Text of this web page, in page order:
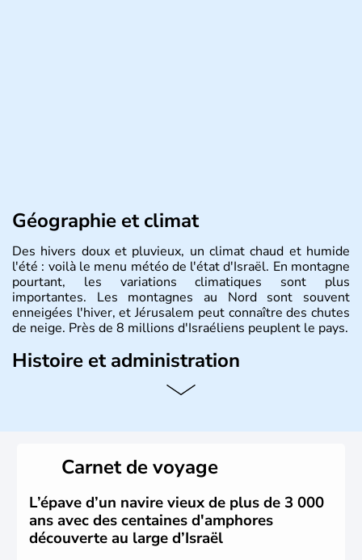
Géographie et climat
Des hivers doux et pluvieux, un climat chaud et humide
l'été : voilà le menu météo de l'état d'Israël. En montagne
pourtant, les variations climatiques sont plus
importantes. Les montagnes au Nord sont souvent
enneigées l'hiver, et Jérusalem peut connaître des chutes
de neige. Près de 8 millions d'Israéliens peuplent le pays.
Histoire et administration
L'Israël est un état de la partie est de la Méditerranée,
vrai essor économique dans le domaine des nouvelles
Carnet de voyage
L’épave d’un navire vieux de plus de 3 000
ans avec des centaines d'amphores
découverte au large d’Israël